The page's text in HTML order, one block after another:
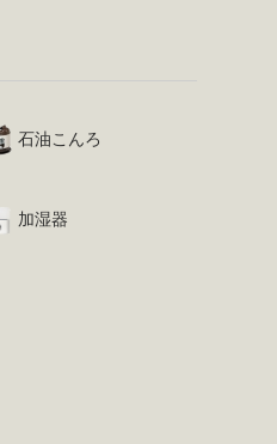
石油こんろ
加湿器